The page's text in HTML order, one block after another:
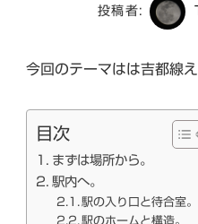
投稿者:
今回のテーマはは吉都線
目次
まずは場所から。
駅内へ。
駅の入り口と待合室。
駅のホームと構造。